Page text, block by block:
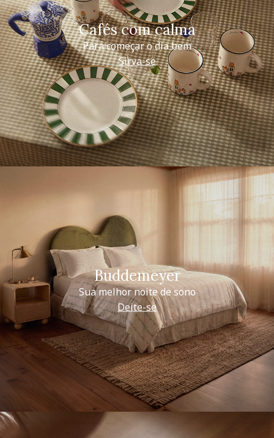
Cafés com calma
Para começar o dia bem
Sirva-se
Buddemeyer
Sua melhor noite de sono
Deite-se